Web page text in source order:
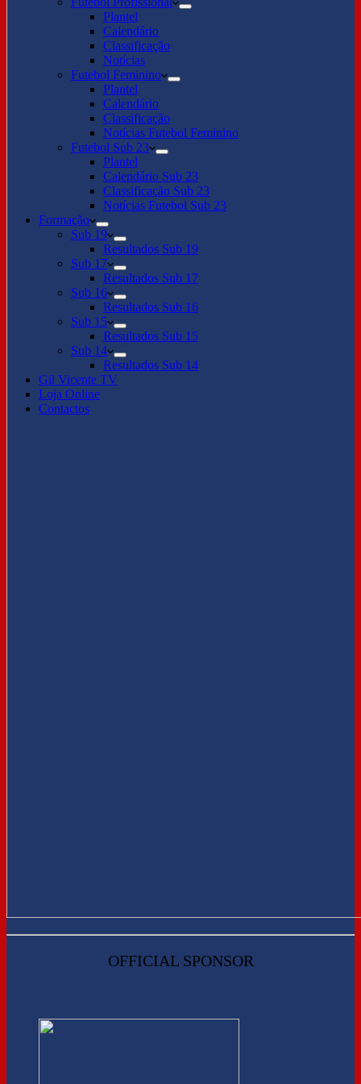
Plantel
Calendário
Classificação
Notícias
Futebol Feminino
Plantel
Calendário
Classificação
Notícias Futebol Feminino
Futebol Sub 23
Plantel
Calendário Sub 23
Classificação Sub 23
Notícias Futebol Sub 23
Formação
Sub 19
Resultados Sub 19
Sub 17
Resultados Sub 17
Sub 16
Resultados Sub 16
Sub 15
Resultados Sub 15
Sub 14
Resultados Sub 14
Gil Vicente TV
Loja Online
Contactos
OFFICIAL SPONSOR